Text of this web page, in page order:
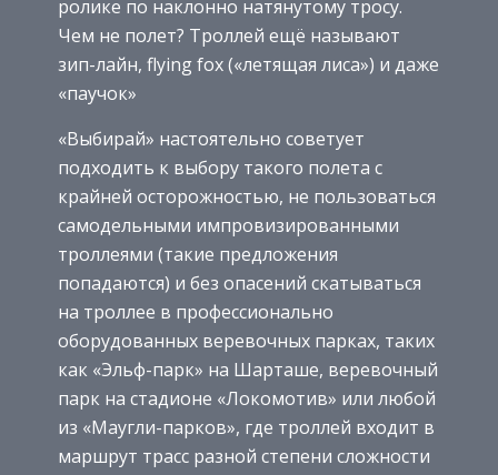
ролике по наклонно натянутому тросу.
Чем не полет? Троллей ещё называют
зип-лайн, flying fox («летящая лиса») и даже
«паучок»
«Выбирай» настоятельно советует
подходить к выбору такого полета с
крайней осторожностью, не пользоваться
самодельными импровизированными
троллеями (такие предложения
попадаются) и без опасений скатываться
на троллее в профессионально
оборудованных веревочных парках, таких
как «Эльф-парк» на Шарташе, веревочный
парк на стадионе «Локомотив» или любой
из «Маугли-парков», где троллей входит в
маршрут трасс разной степени сложности